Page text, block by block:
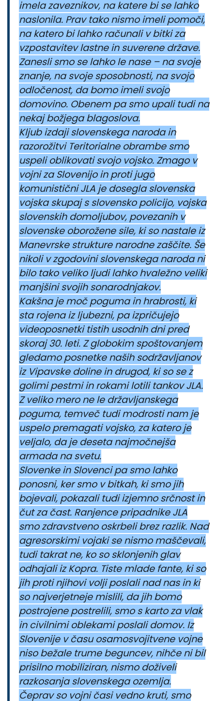
imela zaveznikov, na katere bi se lahko
naslonila. Prav tako nismo imeli pomoči,
na katero bi lahko računali v bitki za
vzpostavitev lastne in suverene države.
Zanesli smo se lahko le nase – na svoje
znanje, na svoje sposobnosti, na svojo
odločenost, da bomo imeli svojo
domovino. Obenem pa smo upali tudi na
nekaj božjega blagoslova.
Kljub izdaji slovenskega naroda in
razorožitvi Teritorialne obrambe smo
uspeli oblikovati svojo vojsko. Zmago v
vojni za Slovenijo in proti jugo
komunistični JLA je dosegla slovenska
vojska skupaj s slovensko policijo, vojska
slovenskih domoljubov, povezanih v
slovenske oborožene sile, ki so nastale iz
Manevrske strukture narodne zaščite. Še
nikoli v zgodovini slovenskega naroda ni
bilo tako veliko ljudi lahko hvaležno veliki
manjšini svojih sonarodnjakov.
Kakšna je moč poguma in hrabrosti, ki
sta rojena iz ljubezni, pa izpričujejo
videoposnetki tistih usodnih dni pred
skoraj 30. leti. Z globokim spoštovanjem
gledamo posnetke naših sodržavljanov
iz Vipavske doline in drugod, ki so se z
golimi pestmi in rokami lotili tankov JLA.
Z veliko mero ne le državljanskega
poguma, temveč tudi modrosti nam je
uspelo premagati vojsko, za katero je
veljalo, da je deseta najmočnejša
armada na svetu.
Slovenke in Slovenci pa smo lahko
ponosni, ker smo v bitkah, ki smo jih
bojevali, pokazali tudi izjemno srčnost in
čut za čast. Ranjence pripadnike JLA
smo zdravstveno oskrbeli brez razlik. Nad
agresorskimi vojaki se nismo maščevali,
tudi takrat ne, ko so sklonjenih glav
odhajali iz Kopra. Tiste mlade fante, ki so
jih proti njihovi volji poslali nad nas in ki
so najverjetneje mislili, da jih bomo
postrojene postrelili, smo s karto za vlak
in civilnimi oblekami poslali domov. Iz
Slovenije v času osamosvojitvene vojne
niso bežale trume beguncev, nihče ni bil
prisilno mobiliziran, nismo doživeli
razkosanja slovenskega ozemlja.
Čeprav so vojni časi vedno kruti, smo